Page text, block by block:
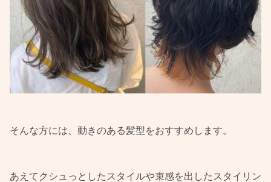
そんな方には、動きのある髪型をおすすめします。
あえてクシュっとしたスタイルや束感を出したスタイリン